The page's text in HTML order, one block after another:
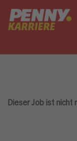
Dieser Job ist nicht